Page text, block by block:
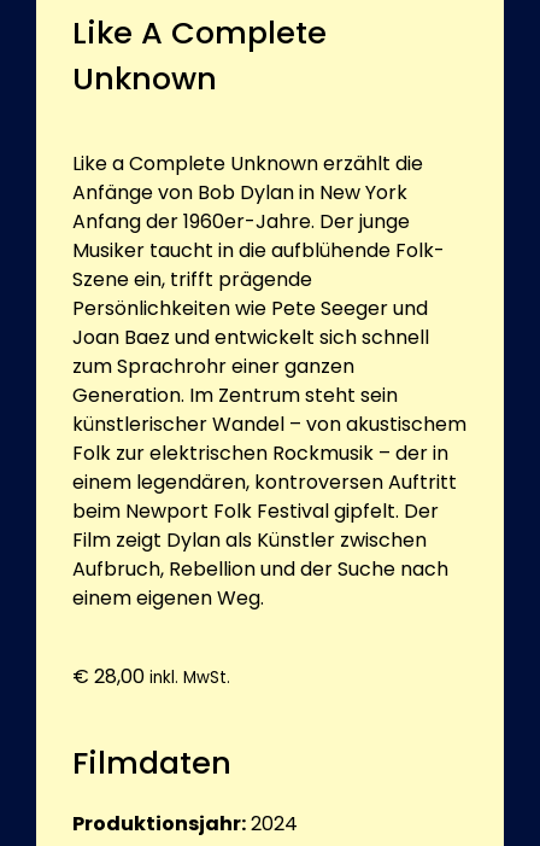
Like A Complete
Unknown
Like a Complete Unknown erzählt die
Anfänge von Bob Dylan in New York
Anfang der 1960er-Jahre. Der junge
Musiker taucht in die aufblühende Folk-
Szene ein, trifft prägende
Persönlichkeiten wie Pete Seeger und
Joan Baez und entwickelt sich schnell
zum Sprachrohr einer ganzen
Generation. Im Zentrum steht sein
künstlerischer Wandel – von akustischem
Folk zur elektrischen Rockmusik – der in
einem legendären, kontroversen Auftritt
beim Newport Folk Festival gipfelt. Der
Film zeigt Dylan als Künstler zwischen
Aufbruch, Rebellion und der Suche nach
einem eigenen Weg.
€ 28,00 inkl. MwSt.
Filmdaten
Produktionsjahr:2024